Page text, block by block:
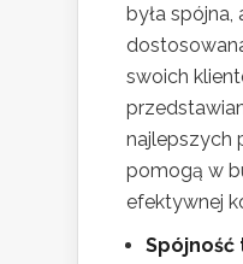
była
swoich
najlepszych
pomogą w
efektywnej
Spójność